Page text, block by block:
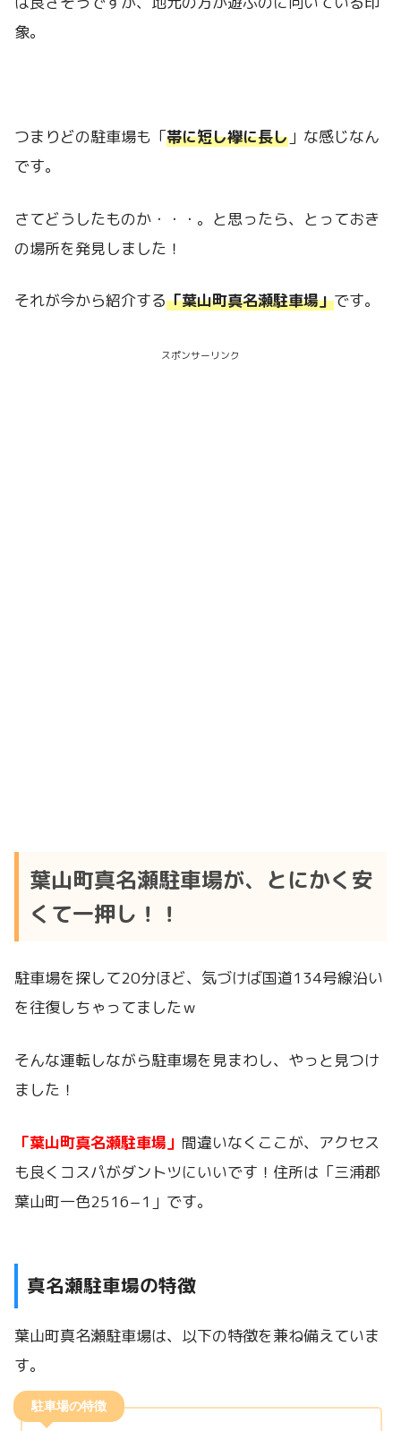
象。
つまりどの駐車場も「帯に短し襷に長し 」な感じなん
です。
さてどうしたものか・・・。と思ったら、とっておき
の場所を発見しました！
それが今から紹介する「葉山町真名瀬駐車場」です。
スポンサーリンク
葉山町真名瀬駐車場が、とにかく安
くて一押し！！
駐車場を探して20分ほど、気づけば国道134号線沿い
を往復しちゃってましたｗ
そんな運転しながら駐車場を見まわし、やっと見つけ
ました！
「葉山町真名瀬駐車場」 間違いなくここが、アクセス
も良くコスパがダントツにいいです！住所は「三浦郡
葉山町一色2516−1」です。
真名瀬駐車場の特徴
葉山町真名瀬駐車場は、以下の特徴を兼ね備えていま
す。
駐車場の特徴